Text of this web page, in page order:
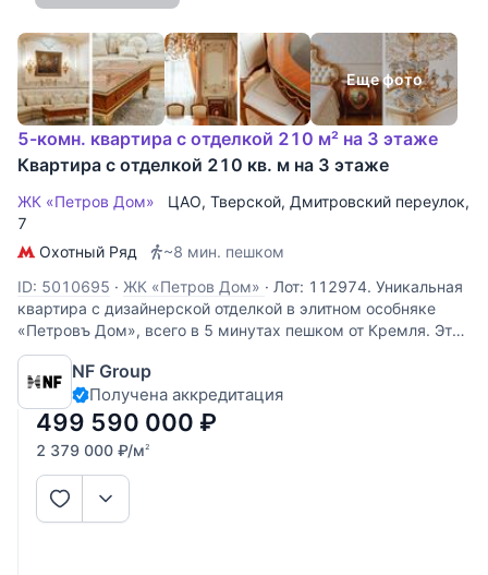
Еще фото
5-комн. квартира с отделкой 210 м² на 3 этаже
Квартира с отделкой 210 кв. м на 3 этаже
ЖК «Петров Дом» ЦАО, Тверской, Дмитровский переулок,
7
Охотный Ряд
~8 мин. пешком
ID: 5010695 · ЖК «Петров Дом» · Лот: 112974. Уникальная
квартира с дизайнерской отделкой в элитном особняке
«Петровъ Дом», всего в 5 минутах пешком от Кремля. Это
пространство - настоящая симфония архитектуры и
искусства, где каждая деталь продумана и выполнена
мастерами высокого
NF Group
Получена аккредитация
499 590 000 ₽
2 379 000 ₽/м2